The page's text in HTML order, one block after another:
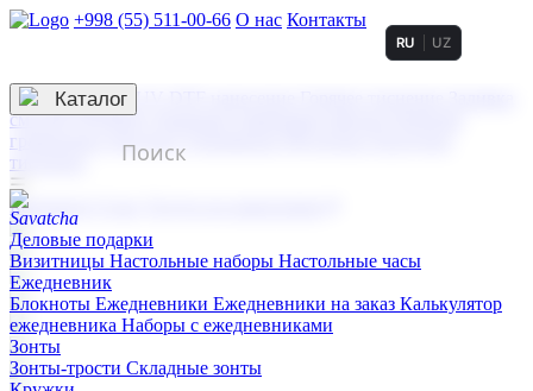
+998 (55) 511-00-66 О нас Контакты
3D гравировка
смолой (Doming)
гравировка твердая
тиснение
RU UZ
☰
Контакты
Каталог
Деловые подарки
Визитницы Настольные наборы Настольные часы
Ежедневник
Блокноты Ежедневники Ежедневники на заказ Калькулятор
ежедневника Наборы с ежедневниками
Зонты
Зонты-трости Складные зонты